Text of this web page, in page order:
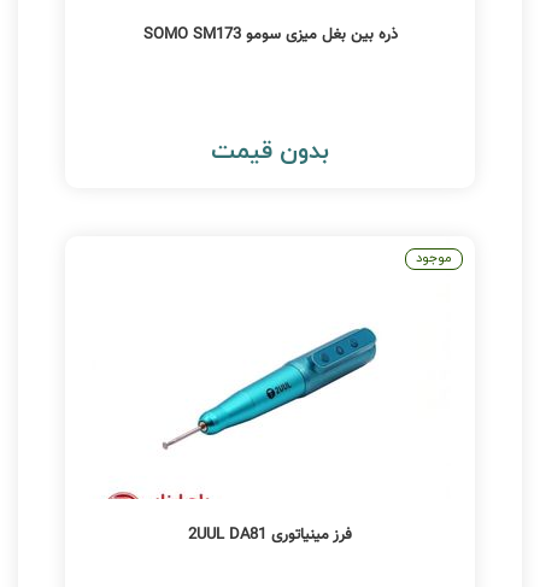
ذره بین بغل میزی سومو SOMO SM173
بدون قیمت
فرز مینیاتوری 2UUL DA81
موجود